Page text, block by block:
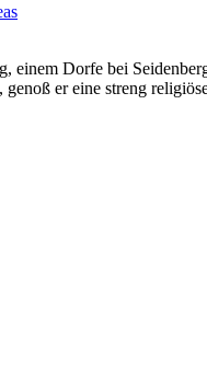
einem Dorfe bei
genoß er eine streng